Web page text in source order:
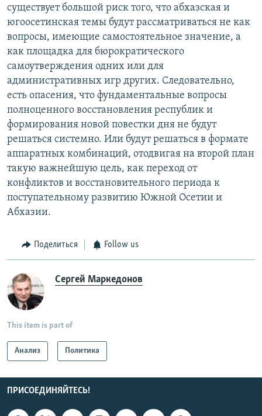
существует большой риск того, что абхазская и
югоосетинская темы будут рассматриваться не как
вопросы, имеющие самостоятельное значение, а
как площадка для бюрократического
самоутверждения одних или для
административных игр других. Следовательно,
есть опасения, что фундаментальные вопросы
полноценного восстановления республик и
формирования новой повестки дня не будут
решаться системно. Или будут решаться в формате
аппаратных комбинаций, отодвигая на второй план
такую важнейшую цель, как переход от
конфликтов и восстановительного периода к
поступательному развитию Южной Осетии и
Абхазии.
Поделиться Follow us
Сергей Маркедонов
This item is part of
Анализ Политика
ПРИСОЕДИНЯЙТЕСЬ!